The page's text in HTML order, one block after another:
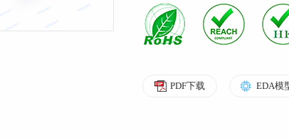
PDF下载 EDA模